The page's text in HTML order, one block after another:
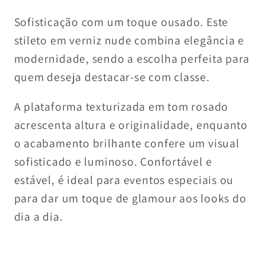
Sofisticação com um toque ousado. Este
stileto em verniz nude combina elegância e
modernidade, sendo a escolha perfeita para
quem deseja destacar-se com classe.
A plataforma texturizada em tom rosado
acrescenta altura e originalidade, enquanto
o acabamento brilhante confere um visual
sofisticado e luminoso. Confortável e
estável, é ideal para eventos especiais ou
para dar um toque de glamour aos looks do
dia a dia.